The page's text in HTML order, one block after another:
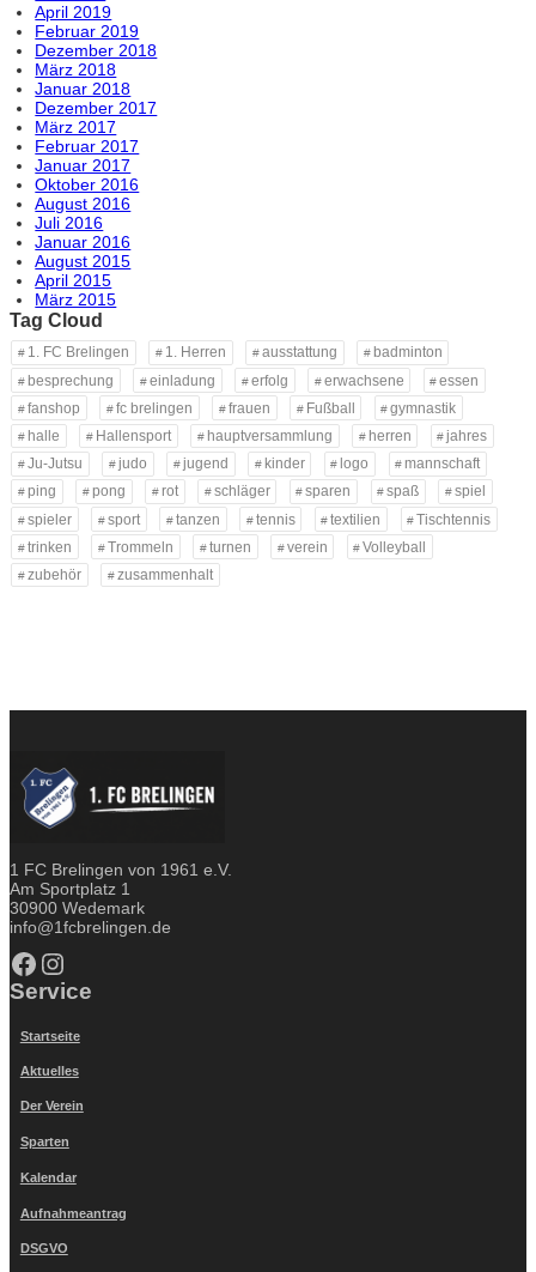
April 2019
Februar 2019
Dezember 2018
März 2018
Januar 2018
Dezember 2017
März 2017
Februar 2017
Januar 2017
Oktober 2016
August 2016
Juli 2016
Januar 2016
August 2015
April 2015
März 2015
Tag Cloud
1. FC Brelingen 1. Herren ausstattung
badminton
besprechung
einladung erfolg erwachsene
essen
fanshop
fc brelingen frauen Fußball
gymnastik
halle
Hallensport hauptversammlung herren
jahres
Ju-Jutsu
judo jugend kinder logo
mannschaft
ping
pong rot schläger sparen spaß
spiel
spieler
sport tanzen tennis textilien
Tischtennis
trinken
Trommeln turnen verein
Volleyball
zubehör
zusammenhalt
1 FC Brelingen von 1961 e.V.
Am Sportplatz 1
30900 Wedemark
info@1fcbrelingen.de
Facebook Instagram
Service
Startseite
Aktuelles
Der Verein
Sparten
Kalendar
Aufnahmeantrag
DSGVO